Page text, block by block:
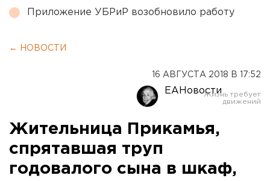
Приложение УБРиР возобновило работу
← НОВОСТИ
16 АВГУСТА 2018 В 17:52
ЕАНовости
Жительница Прикамья,
спрятавшая труп
годовалого сына в шкаф,